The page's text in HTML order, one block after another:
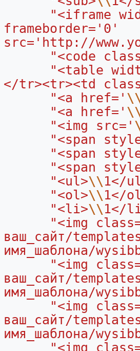
"<iframe
frameborder='0'
src='http://
"<code
"<table
</tr><tr><td
"<a href='
"<a href='
"<img src='
"<span
"<span
"<span
"<ul>\\ 1</
"<ol>\\ 1</
"<li>\\ 1</
"<img
ваш_сайт/
имя_шаблона/
"<img
ваш_сайт/
имя_шаблона/
"<img
ваш_сайт/
имя_шаблона/
"<img